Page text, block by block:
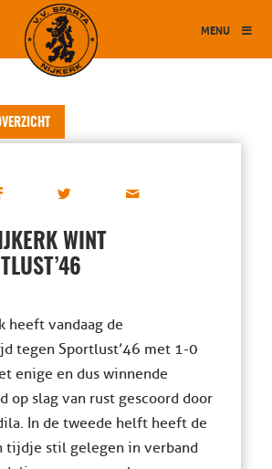
MENU
WINT
heeft vandaag de
tegen Sportlust’46 met 1-0
enige en dus winnende
op slag van rust gescoord door
In de tweede helft heeft de
tijdje stil gelegen in verband